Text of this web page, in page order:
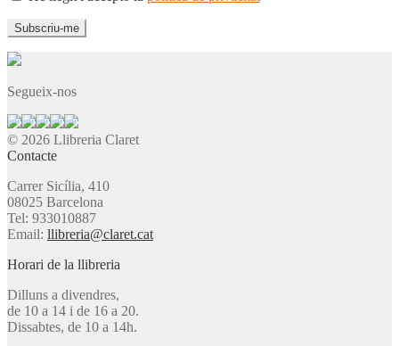
Segueix-nos
© 2026 Llibreria Claret
Contacte
Carrer Sicília, 410
08025 Barcelona
Tel: 933010887
Email: llibreria@claret.cat
Horari de la llibreria
Dilluns a divendres,
de 10 a 14 i de 16 a 20.
Dissabtes, de 10 a 14h.